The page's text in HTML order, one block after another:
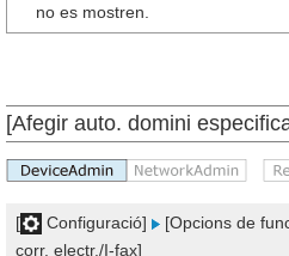
no es mostren.
[Afegir auto. domini
[ Configuració] [Opcions de
corr. electr./I-fax]